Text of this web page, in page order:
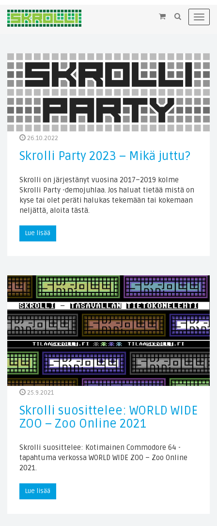
×
26.10.2022
Skrolli Party 2023 – Mikä juttu?
Skrolli on järjestänyt vuosina 2017–2019 kolme
Skrolli Party -demojuhlaa. Jos haluat tietää mistä on
kyse tai olet peräti halukas tekemään tai kokemaan
neljättä, aloita tästä.
Lue lisää
25.9.2021
Skrolli suosittelee: WORLD WIDE
ZOO – Zoo Online 2021
Skrolli suosittelee: Kotimainen Commodore 64 -
tapahtuma verkossa WORLD WIDE ZOO – Zoo Online
2021.
Lue lisää